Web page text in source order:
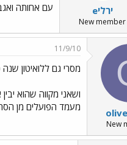
eירלי
New member
עם אחותה
New
11/9/10
מסרי גם ללואיטון
ושאני מקווה שהוא
מעמד הפועלים מן